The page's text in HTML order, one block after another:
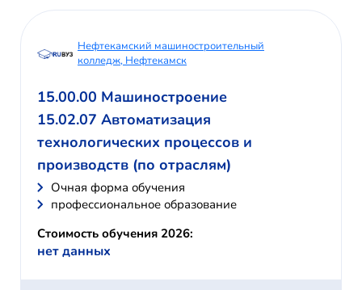
Нефтекамский машиностроительный
колледж, Нефтекамск
15.00.00 Машиностроение
15.02.07 Автоматизация
технологических процессов и
производств (по отраслям)
Очная форма обучения
профессиональное образование
Стоимость обучения 2026:
нет данных